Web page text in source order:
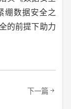
绷数据安全之
的前提下助力
下一篇